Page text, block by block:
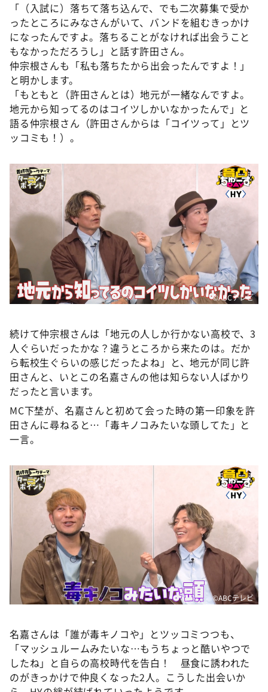
「（入試に）落ちて落ち込んで、でも二次募集で受か
ったところにみなさんがいて、バンドを組むきっかけ
になったんですよ。落ちることがなければ出会うこと
もなかっただろうし」と話す許田さん。
仲宗根さんも「私も落ちたから出会ったんですよ！」
と明かします。
「もともと（許田さんとは）地元が一緒なんですよ。
地元から知ってるのはコイツしかいなかったんで」と
語る仲宗根さん（許田さんからは「コイツって」とツ
ッコミも！）。
©ABCテレビ
続けて仲宗根さんは「地元の人しか行かない高校で、3
人ぐらいだったかな？違うところから来たのは。だか
ら転校生ぐらいの感じだったよね」と、地元が同じ許
田さんと、いとこの名嘉さんの他は知らない人ばかり
だったと言います。
MC下埜が、名嘉さんと初めて会った時の第一印象を許
田さんに尋ねると…「毒キノコみたいな頭してた」と
一言。
©ABCテレビ
名嘉さんは「誰が毒キノコや」とツッコミつつも、
「マッシュルームみたいな…もうちょっと酷いやつで
したね」と自らの高校時代を告白！ 昼食に誘われた
のがきっかけで仲良くなった2人。こうした出会いか